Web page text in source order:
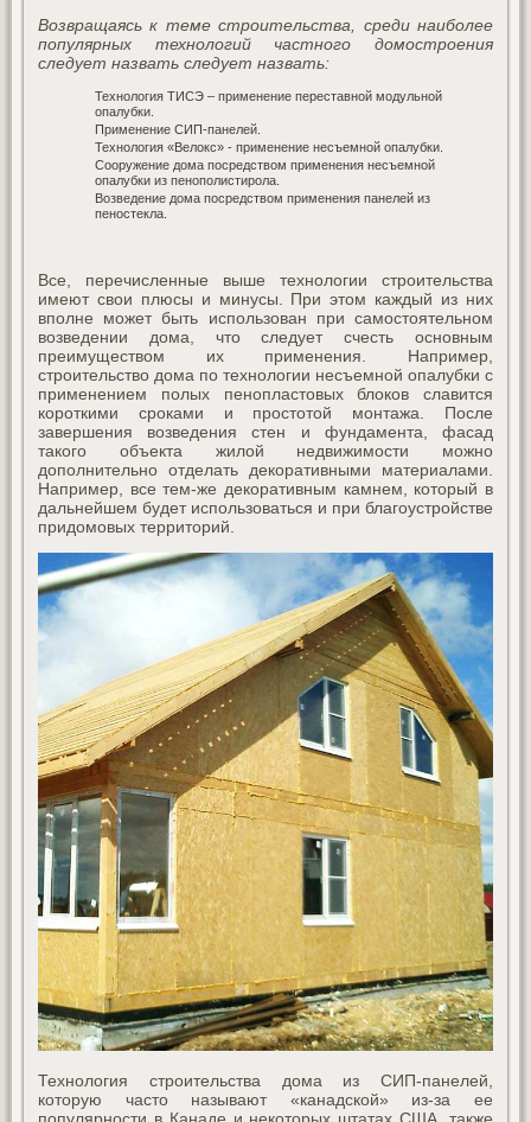
Возвращаясь к теме строительства, среди наиболее
популярных технологий частного домостроения
следует назвать следует назвать:
Технология ТИСЭ – применение переставной модульной
опалубки.
Применение СИП-панелей.
Технология «Велокс» - применение несъемной опалубки.
Сооружение дома посредством применения несъемной
опалубки из пенополистирола.
Возведение дома посредством применения панелей из
пеностекла.
Все, перечисленные выше технологии строительства
имеют свои плюсы и минусы. При этом каждый из них
вполне может быть использован при самостоятельном
возведении дома, что следует счесть основным
преимуществом их применения. Например,
строительство дома по технологии несъемной опалубки с
применением полых пенопластовых блоков славится
короткими сроками и простотой монтажа. После
завершения возведения стен и фундамента, фасад
такого объекта жилой недвижимости можно
дополнительно отделать декоративными материалами.
Например, все тем-же декоративным камнем, который в
дальнейшем будет использоваться и при благоустройстве
придомовых территорий.
Технология строительства дома из СИП-панелей,
которую часто называют «канадской» из-за ее
популярности в Канаде и некоторых штатах США, также